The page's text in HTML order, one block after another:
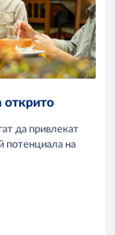
открито
да привлекат
потенциала на